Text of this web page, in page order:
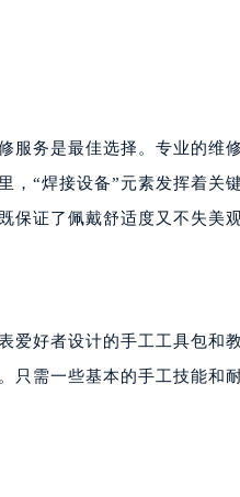
服务是最佳选择。专业的维
，“焊接设备”元素发挥着关
证了佩戴舒适度又不失美观
爱好者设计的手工工具包和
只需一些基本的手工技能和耐